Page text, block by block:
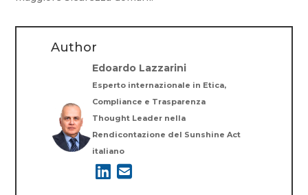
Author
Edoardo Lazzarini
Esperto internazionale in Etica,
Compliance e Trasparenza
Thought Leader nella
Rendicontazione del Sunshine Act
italiano